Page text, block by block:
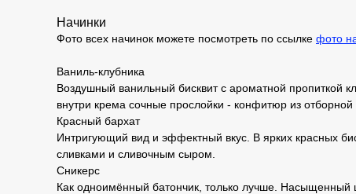
Начинки
Фото всех начинок можете посмотреть по ссылке фото
Ваниль-клубника
Воздушный ванильный бисквит с ароматной пропиткой
внутри крема сочные прослойки - конфитюр из отборной
Красный бархат
Интригующий вид и эффектный вкус. В ярких красных
сливками и сливочным сыром.
Сникерс
Как одноимённый батончик, только лучше.